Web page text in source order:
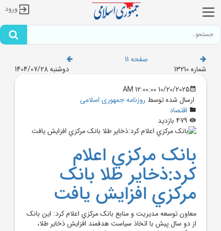
ورود
صفحه 11
شماره 13210
دوشنبه 1404/07/28
10/20/2025 12:00:00 AM
ارسال شده توسط روزنامه جمهوری اسلامی
اقتصاد
بانک مرکزي اعلام
کرد:ذخاير طلا بانک
مرکزي افزايش يافت
معاون توسعه مديريت و منابع بانک مرکزي اعلام کرد: اين بانک
از دو سال پيش با اتخاذ سياست هدفمند افزايش ذخاير طلا،